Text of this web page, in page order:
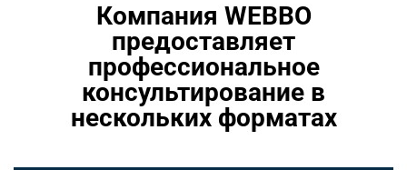
Компания WEBBO
предоставляет
профессиональное
консультирование в
нескольких форматах